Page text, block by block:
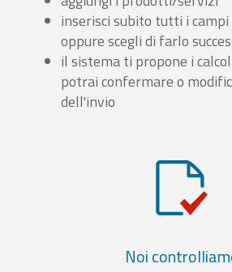
inserisci subito tutti i campi
oppure scegli di farlo
il sistema ti propone i
potrai confermare o
dell'invio
Noi